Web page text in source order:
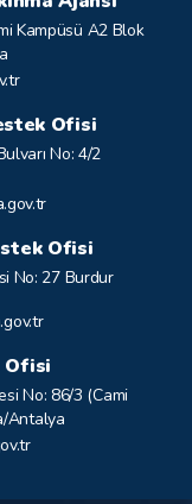
Kampüsü A2 Blok
Ofisi
No: 4/2
Ofisi
No: 27 Burdur
No: 86/3 (Cami
Antalya